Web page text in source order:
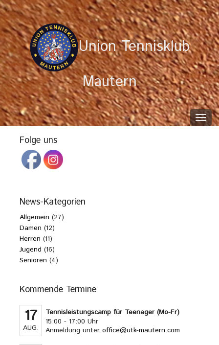
Union Tennisklub
Mautern
Folge uns
News-Kategorien
Allgemein (27)
Damen (12)
Herren (11)
Jugend (16)
Senioren (4)
Kommende Termine
17
AUG.
Tennisleistungscamp für Teenager (Mo-Fr)
15:00 - 17:00 Uhr
Anmeldung unteroffice@utk-mautern.com